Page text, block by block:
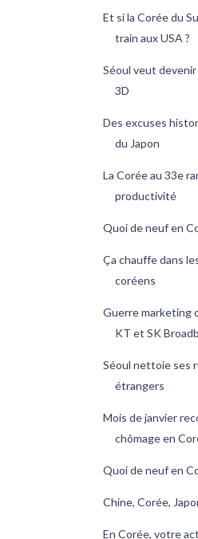
Et si la Corée du
train aux USA ?
Séoul veut devenir
3D
Des excuses
du Japon
La Corée au 33e
productivité
Quoi de neuf en
Ça chauffe dans
coréens
Guerre marketing
KT et SK
Séoul nettoie ses
étrangers
Mois de janvier
chômage en
Quoi de neuf en
Chine, Corée,
En Corée, votre